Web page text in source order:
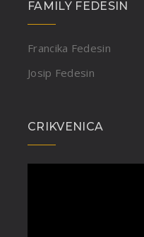
FAMILY FEDESIN
Francika Fedesin
Josip Fedesin
CRIKVENICA